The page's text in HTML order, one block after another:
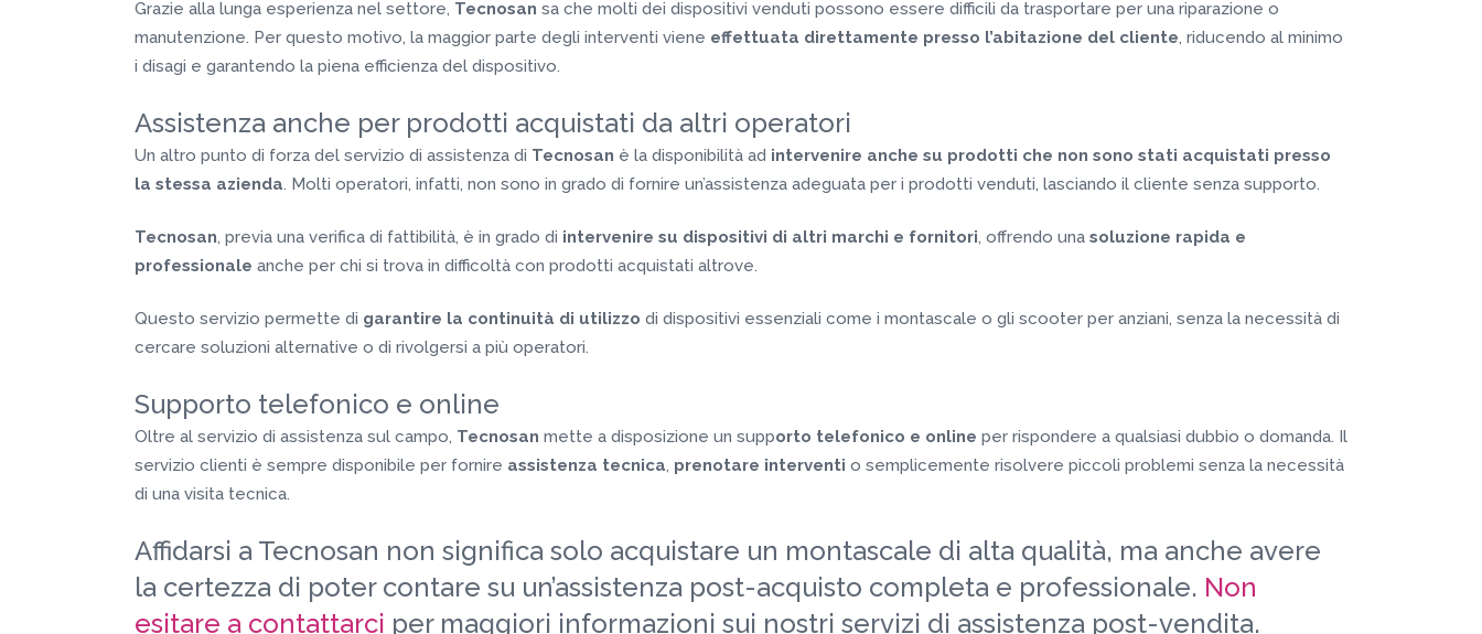
Grazie alla lunga esperienza nel settore, Tecnosan sa che molti dei dispositivi venduti possono essere difficili da trasportare per una riparazione o
manutenzione. Per questo motivo, la maggior parte degli interventi viene effettuata direttamente presso l’abitazione del cliente, riducendo al minimo
i disagi e garantendo la piena efficienza del dispositivo.
Assistenza anche per prodotti acquistati da altri operatori
Un altro punto di forza del servizio di assistenza di Tecnosan è la disponibilità ad intervenire anche su prodotti che non sono stati acquistati presso
la stessa azienda. Molti operatori, infatti, non sono in grado di fornire un’assistenza adeguata per i prodotti venduti, lasciando il cliente senza supporto.
Tecnosan, previa una verifica di fattibilità, è in grado di intervenire su dispositivi di altri marchi e fornitori, offrendo una soluzione rapida e
professionale anche per chi si trova in difficoltà con prodotti acquistati altrove.
Questo servizio permette di garantire la continuità di utilizzo di dispositivi essenziali come i montascale o gli scooter per anziani, senza la necessità di
cercare soluzioni alternative o di rivolgersi a più operatori.
Supporto telefonico e online
Oltre al servizio di assistenza sul campo, Tecnosan mette a disposizione un supporto telefonico e online per rispondere a qualsiasi dubbio o domanda. Il
servizio clienti è sempre disponibile per fornire assistenza tecnica, prenotare interventi o semplicemente risolvere piccoli problemi senza la necessità
di una visita tecnica.
Affidarsi a Tecnosan non significa solo acquistare un montascale di alta qualità, ma anche avere
la certezza di poter contare su un’assistenza post-acquisto completa e professionale. Non
esitare a contattarci per maggiori informazioni sui nostri servizi di assistenza post-vendita.